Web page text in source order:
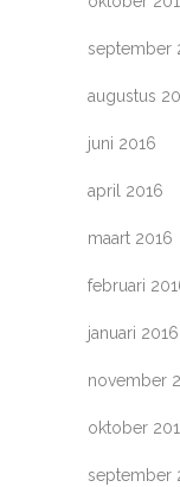
september
augustus
juni 2016
april 2016
maart 2016
februari
januari 2016
november
oktober
september